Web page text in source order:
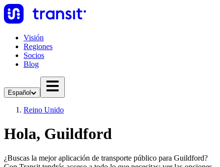
Visión
Regiones
Socios
Blog
Español
Reino Unido
Hola, Guildford
¿Buscas la mejor aplicación de transporte público para Guildford?